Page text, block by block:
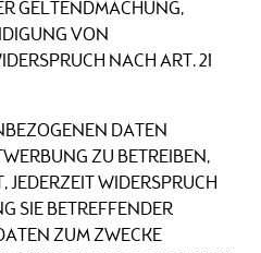
GELTENDMACHUNG,
VON
NACH ART. 21
DATEN
ZU BETREIBEN,
JEDERZEIT WIDERSPRUCH
SIE BETREFFENDER
ZUM ZWECKE